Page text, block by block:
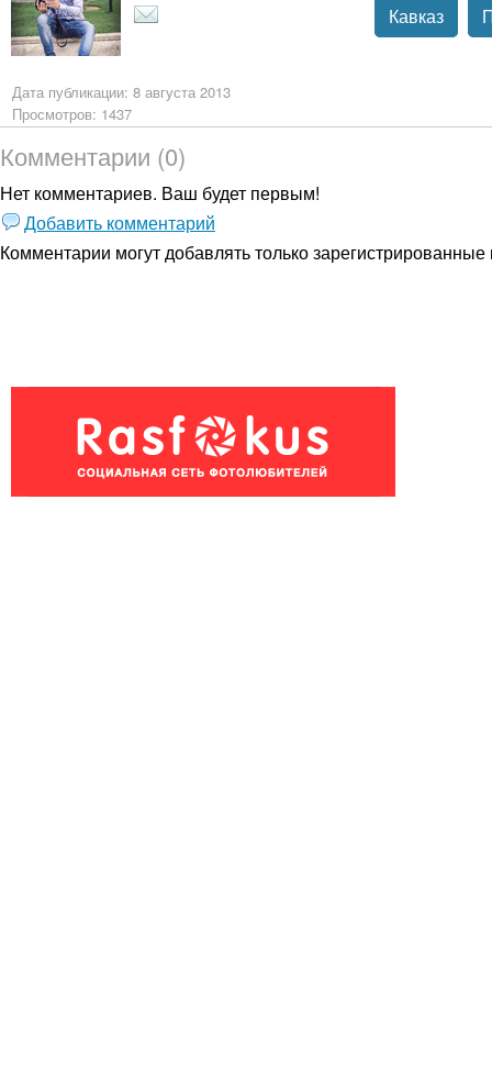
Кавказ
Дата публикации: 8 августа 2013
Просмотров: 1437
Комментарии (0)
Нет комментариев. Ваш будет первым!
Добавить комментарий
Комментарии могут добавлять толькозарегистрированные